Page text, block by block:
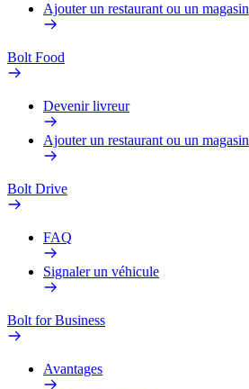
Ajouter un restaurant ou un magasin
Bolt Food
Devenir livreur
Ajouter un restaurant ou un magasin
Bolt Drive
FAQ
Signaler un véhicule
Bolt for Business
Avantages